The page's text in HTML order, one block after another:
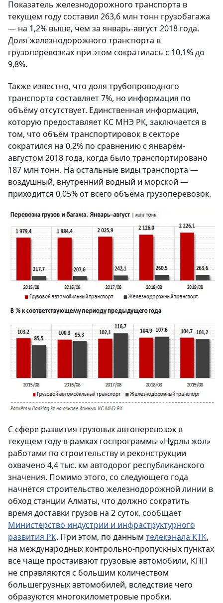
Показатель железнодорожного транспорта в
текущем году составил 263,6 млн тонн грузобагажа
— на 1,2% выше, чем за январь-август 2018 года.
Доля железнодорожного транспорта в
грузоперевозках при этом сократилась с 10,1% до
9,8%.
Также известно, что доля трубопроводного
транспорта составляет 7%, но информация по
объёму отсутствует. Единственная информация,
которую предоставляет КС МНЭ РК, заключается в
том, что объём транспортировок в секторе
сократился на 0,2% по сравнению с январём-
августом 2018 года, когда было транспортировано
187 млн тонн. На остальные виды транспорта —
воздушный, внутренний водный и морской —
приходится 0,05% от всего объёма грузоперевозок.
С сфере развития грузовых автоперевозок в
текущем году в рамках госпрограммы «Нұрлы жол»
работами по строительству и реконструкции
охвачено 4,4 тыс. км автодорог республиканского
значения. Помимо этого, со следующего года
начнётся строительство железнодорожной линии в
обход станции Алматы, что должно сократить
время доставки грузов на 2 суток, сообщает
Министерство индустрии и инфраструктурного
развития РК. При этом, по данным телеканала КТК,
на международных контрольно-пропускных пунктах
всё чаще простаивают грузовые автомобили, КПП
не справляются с большим количеством
большегрузных автомобилей, вследствие чего
образуются многокилометровые пробки.